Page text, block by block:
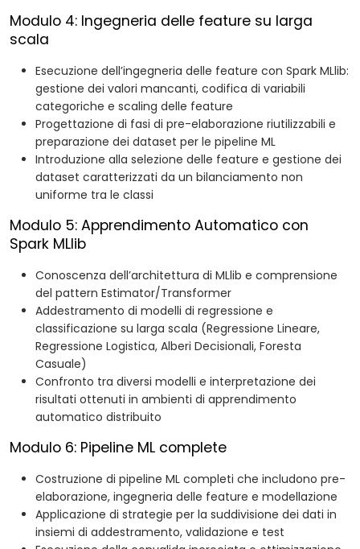
Modulo 4: Ingegneria delle feature su larga
scala
Esecuzione dell’ingegneria delle feature con Spark MLlib:
gestione dei valori mancanti, codifica di variabili
categoriche e scaling delle feature
Progettazione di fasi di pre-elaborazione riutilizzabili e
preparazione dei dataset per le pipeline ML
Introduzione alla selezione delle feature e gestione dei
dataset caratterizzati da un bilanciamento non
uniforme tra le classi
Modulo 5: Apprendimento Automatico con
Spark MLlib
Conoscenza dell’architettura di MLlib e comprensione
del pattern Estimator/Transformer
Addestramento di modelli di regressione e
classificazione su larga scala (Regressione Lineare,
Regressione Logistica, Alberi Decisionali, Foresta
Casuale)
Confronto tra diversi modelli e interpretazione dei
risultati ottenuti in ambienti di apprendimento
automatico distribuito
Modulo 6: Pipeline ML complete
Costruzione di pipeline ML completi che includono pre-
elaborazione, ingegneria delle feature e modellazione
Applicazione di strategie per la suddivisione dei dati in
insiemi di addestramento, validazione e test